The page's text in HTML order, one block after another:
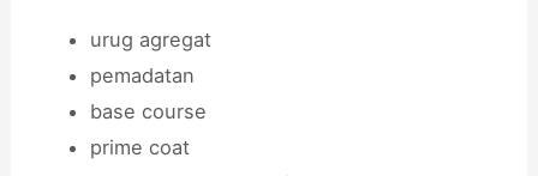
urug agregat
pemadatan
base course
prime coat